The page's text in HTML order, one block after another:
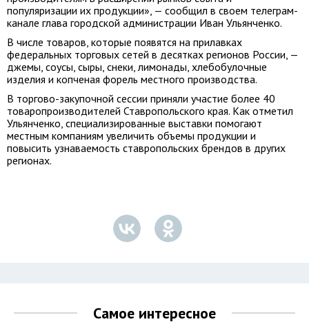
популяризации их продукции», — сообщил в своем телеграм-
канале глава городской администрации Иван Ульянченко.
В числе товаров, которые появятся на прилавках
федеральных торговых сетей в десятках регионов России, —
джемы, соусы, сыры, снеки, лимонады, хлебобулочные
изделия и копченая форель местного производства.
В торгово-закупочной сессии приняли участие более 40
товаропроизводителей Ставропольского края. Как отметил
Ульянченко, специализированные выставки помогают
местным компаниям увеличить объемы продукции и
повысить узнаваемость ставропольских брендов в других
регионах.
Самое интересное